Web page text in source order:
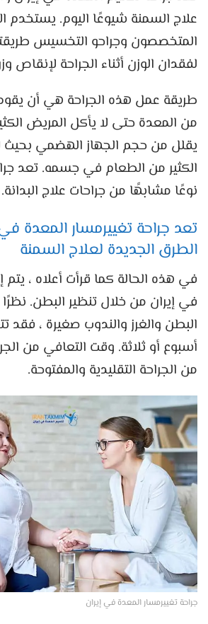
علاج السمنة شيوعًا اليوم. يستخدم
المتخصصون وجراحو التخسيس
لفقدان الوزن أثناء الجراحة
طريقة عمل هذه الجراحة هي أن يقوم
من المعدة حتى لا يأكل المريض
يقلل من حجم الجهاز الهضمي
الكثير من الطعام في جسمه. تعد
نوعًا مشابهًا من جراحات علاج البدانة.
تعد جراحة تغييرمسار المعدة
الطرق الجديدة لعلاج السمنة
في هذه الحالة كما قرأت أعلاه ، يتم
في إيران من خلال تنظير البطن.
البطن والغرز والندوب صغيرة ، فقد
أسبوع أو ثلاثة. وقت التعافي من
من الجراحة التقليدية والمفتوحة.
جراحة تغييرمسار المعدة في إيران